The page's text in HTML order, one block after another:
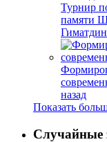
Турнир
памяти
назад
Показать
Случайные